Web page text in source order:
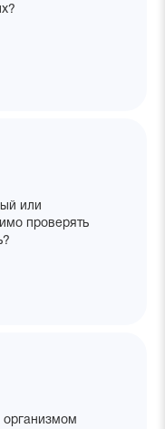
или
проверять
организмом